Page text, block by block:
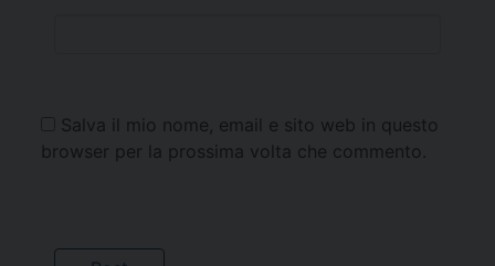
Salva il mio nome, email e sito web in questo
browser per la prossima volta che commento.